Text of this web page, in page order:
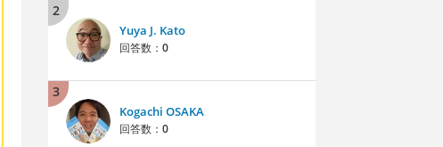
2
Yuya J. Kato
回答数： 0
3
Kogachi OSAKA
回答数： 0